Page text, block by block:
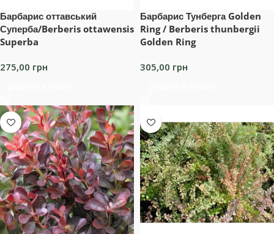
Барбарис оттавський
Суперба/Berberis ottawensis
Superba
275,00 грн
Барбарис Тунберга Golden
Ring / Berberis thunbergii
Golden Ring
305,00 грн